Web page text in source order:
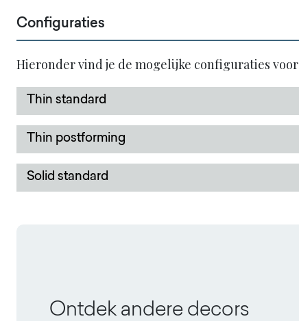
Configuraties
Hieronder vind je de mogelijke configuraties voor
Thin standard
Thin postforming
Solid standard
Ontdek andere decors